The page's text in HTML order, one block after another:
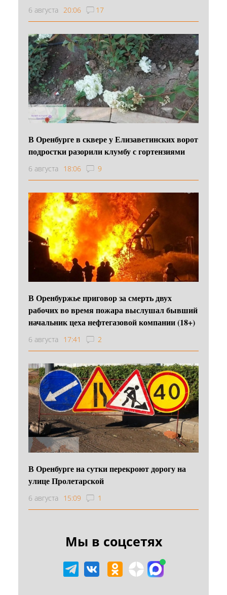
6 августа 20:06 17
В Оренбурге в сквере у Елизаветинских ворот
подростки разорили клумбу с гортензиями
6 августа 18:06 9
В Оренбуржье приговор за смерть двух
рабочих во время пожара выслушал бывший
начальник цеха нефтегазовой компании (18+)
6 августа 17:41 2
В Оренбурге на сутки перекроют дорогу на
улице Пролетарской
6 августа 15:09 1
Мы в соцсетях